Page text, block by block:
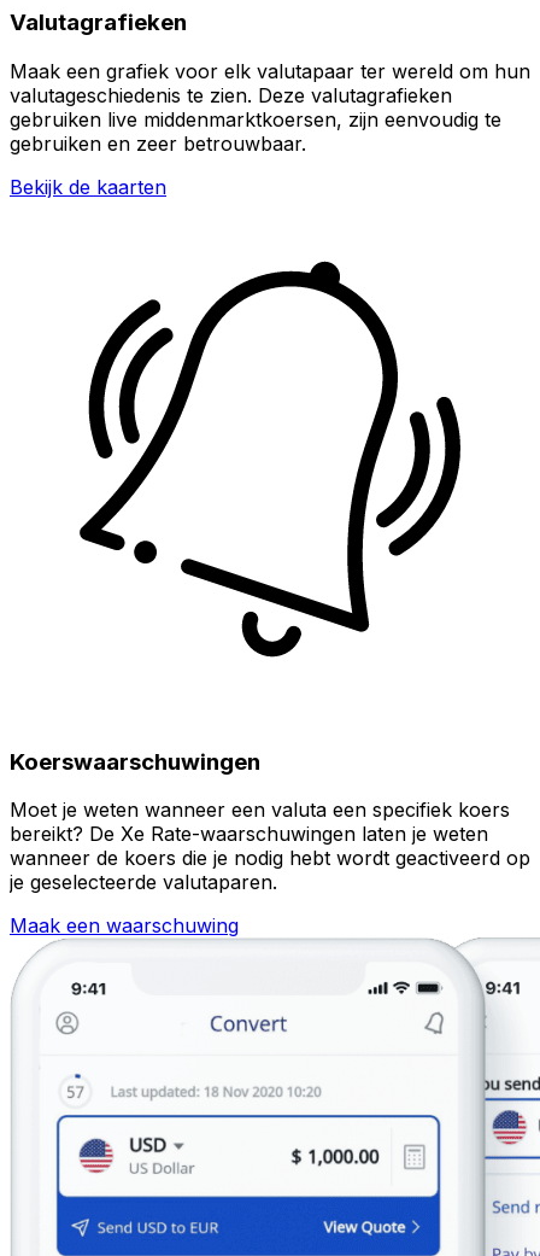
Valutagrafieken
Maak een grafiek voor elk valutapaar ter wereld om hun
valutageschiedenis te zien. Deze valutagrafieken
gebruiken live middenmarktkoersen, zijn eenvoudig te
gebruiken en zeer betrouwbaar.
Bekijk de kaarten
Koerswaarschuwingen
Moet je weten wanneer een valuta een specifiek koers
bereikt? De Xe Rate-waarschuwingen laten je weten
wanneer de koers die je nodig hebt wordt geactiveerd op
je geselecteerde valutaparen.
Maak een waarschuwing